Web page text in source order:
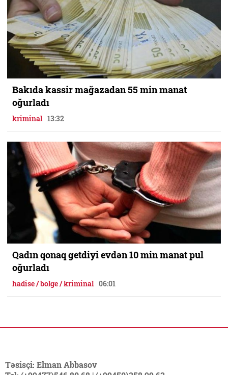
Bakıda kassir mağazadan 55 min manat
oğurladı
kriminal 13:32
Qadın qonaq getdiyi evdən 10 min manat pul
oğurladı
hadise / bolge / kriminal 06:01
Təsisçi: Elman Abbasov